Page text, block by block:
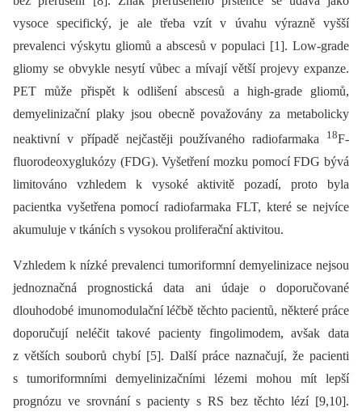
vysoce specifický, je ale třeba vzít v úvahu výrazně vyšší
prevalenci výskytu gliomů a abscesů v populaci [1]. Low-grade
gliomy se obvykle nesytí vůbec a mívají větší projevy expanze.
PET může přispět k odlišení abscesů a high-grade gliomů,
demyelinizační plaky jsou obecně považovány za metabolicky
neaktivní v případě nejčastěji používaného radiofarmaka
18F-
fluorodeoxyglukózy (FDG). Vyšetření mozku pomocí FDG bývá
limitováno vzhledem k vysoké aktivitě pozadí, proto byla
pacientka vyšetřena pomocí radiofarmaka FLT, které se nejvíce
akumuluje v tkáních s vysokou proliferační aktivitou.
Vzhledem k nízké prevalenci tumoriformní demyelinizace nejsou
jednoznačná prognostická data ani údaje o doporučované
dlouhodobé imunomodulační léčbě těchto pacientů, ně­kte­ré práce
doporučují neléčit takové pacienty fingolimodem, avšak data
z větších souborů chybí [5]. Další práce naznačují, že pacienti
s tumoriformními demyelinizačními lézemi mohou mít lepší
prognózu ve srovnání s pacienty s RS bez těchto lézí [9,10].